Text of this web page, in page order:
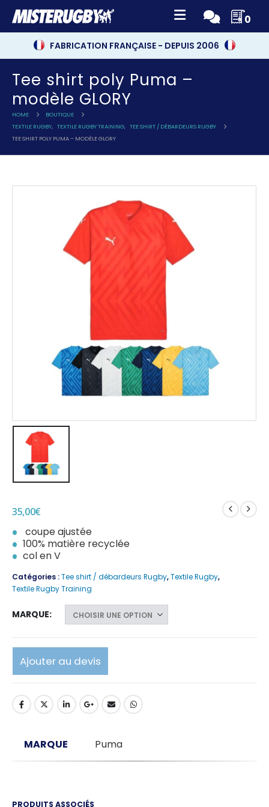
0
FABRICATION FRANÇAISE - DEPUIS 2006
Tee shirt poly Puma –
modèle GLORY
HOME
BOUTIQUE
TEXTILE RUGBY, TEXTILE RUGBY TRAINING, TEE SHIRT / DÉBARDEURS RUGBY
TEE SHIRT POLY PUMA – MODÈLE GLORY
35,00€
coupe ajustée
100% matière recyclée
col en V
Catégories :Tee shirt / débardeurs Rugby,Textile Rugby,
Textile Rugby Training
MARQUE
Ajouter au devis
MARQUE Puma
PRODUITS ASSOCIÉS